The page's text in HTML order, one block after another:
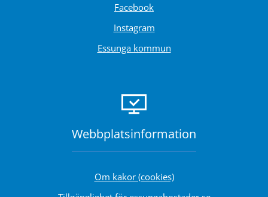
FacebookLänk till annan webbplats.
InstagramLänk till annan webbplats.
Essunga kommun
Webbplats­information
Om kakor (cookies)